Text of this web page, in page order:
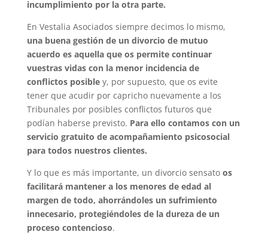
incumplimiento por la otra parte.
En Vestalia Asociados siempre decimos lo mismo,
una buena gestión de un divorcio de mutuo
acuerdo es aquella que os permite continuar
vuestras vidas con la menor incidencia de
conflictos posible y, por supuesto, que os evite
tener que acudir por capricho nuevamente a los
Tribunales por posibles conflictos futuros que
podían haberse previsto. Para ello contamos con un
servicio gratuito de acompañamiento psicosocial
para todos nuestros clientes.
Y lo que es más importante, un divorcio sensato os
facilitará mantener a los menores de edad al
margen de todo, ahorrándoles un sufrimiento
innecesario, protegiéndoles de la dureza de un
proceso contencioso.